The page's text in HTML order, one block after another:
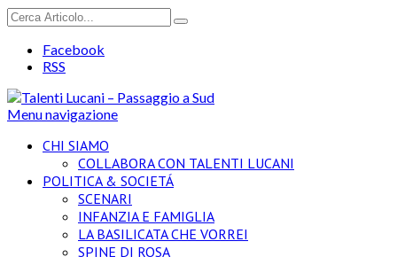
Facebook
RSS
Menu navigazione
CHI SIAMO
COLLABORA CON TALENTI LUCANI
POLITICA & SOCIETÁ
SCENARI
INFANZIA E FAMIGLIA
LA BASILICATA CHE VORREI
SPINE DI ROSA